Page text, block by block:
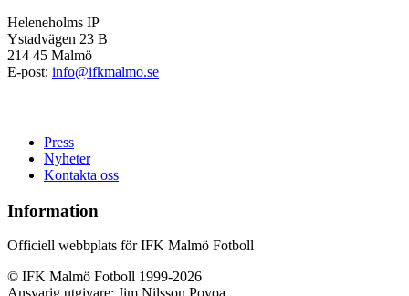
Heleneholms IP
Ystadvägen 23 B
214 45 Malmö
E-post: info@ifkmalmo.se
Press
Nyheter
Kontakta oss
Information
Officiell webbplats för IFK Malmö Fotboll
© IFK Malmö Fotboll 1999-2026